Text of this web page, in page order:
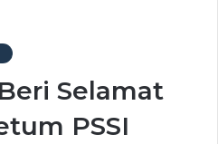
Selamat
PSSI